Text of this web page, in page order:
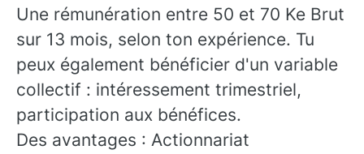
Une rémunération entre 50 et 70 Ke Brut
sur 13 mois, selon ton expérience. Tu
peux également bénéficier d'un variable
collectif : intéressement trimestriel,
participation aux bénéfices.
Des avantages : Actionnariat